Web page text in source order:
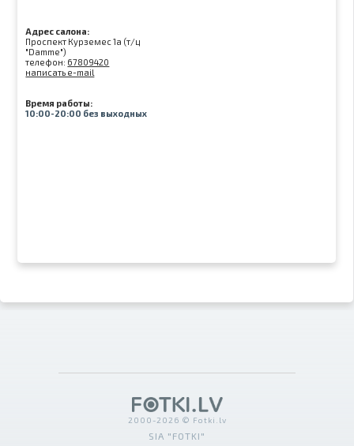
Адрес салона:
Проспект Курземес 1а (т/ц
"Damme")
телефон: 67809420
написать e-mail
Время работы:
10:00-20:00 без выходных
2000-2026 © Fotki.lv
SIA "FOTKI"